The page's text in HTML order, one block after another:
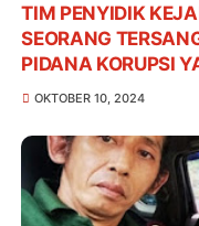
TIM PENYIDIK
SEORANG
PIDANA KORUPSI
KARYAWAN SALAH
OKTOBER 10, 2024